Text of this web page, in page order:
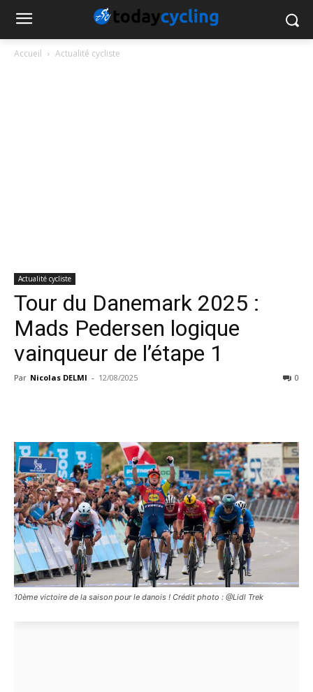
Accueil Actualité cycliste
Actualité cycliste
Tour du Danemark 2025 :
Mads Pedersen logique
vainqueur de l’étape 1
Par Nicolas DELMI - 12/08/2025 0
10ème victoire de la saison pour le danois ! Crédit photo : @Lidl Trek